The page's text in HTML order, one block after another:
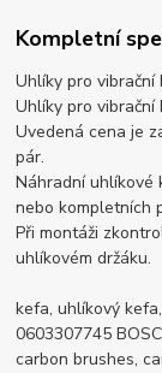
Kompletní
Uhlíky pro vibrační
Uhlíky pro vibrační
Uvedená cena je
pár.
Náhradní uhlíkové
nebo kompletních
Při montáži
uhlíkovém držáku.
kefa, uhlíkový
0603307745
carbon brushes,